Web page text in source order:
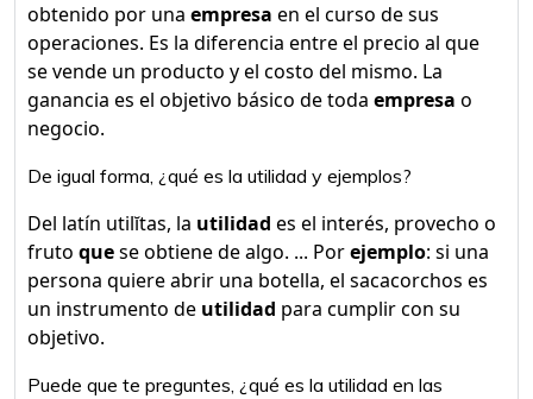
obtenido por una empresa en el curso de sus
operaciones. Es la diferencia entre el precio al que
se vende un producto y el costo del mismo. La
ganancia es el objetivo básico de toda empresa o
negocio.
De igual forma, ¿qué es la utilidad y ejemplos?
Del latín utilĭtas, la utilidad es el interés, provecho o
fruto quese obtiene de algo. ... Porejemplo: si una
persona quiere abrir una botella, el sacacorchos es
un instrumento de utilidad para cumplir con su
objetivo.
Puede que te preguntes, ¿qué es la utilidad en las